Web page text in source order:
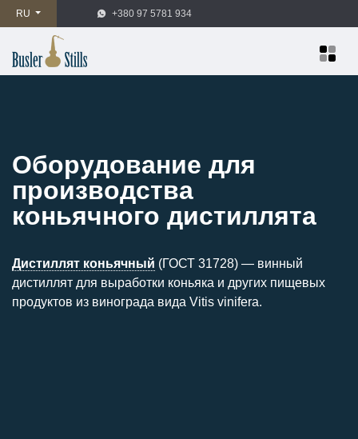
RU +380 97 5781 934
Оборудование для
производства
коньячного дистиллята
Дистиллят коньячный (ГОСТ 31728) — винный
дистиллят для выработки коньяка и других пищевых
продуктов из винограда вида Vitis vinifera.